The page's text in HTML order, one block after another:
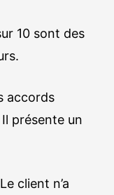
10 sont des
accords
présente un
client n’a